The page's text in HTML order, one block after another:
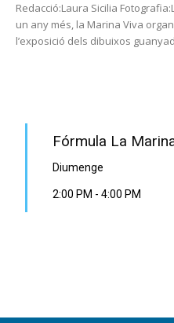
Redacció:Laura Sicilia
un any més, la Marina Viva
l’exposició dels dibuixos
Fórmula La
Diumenge
2:00 PM - 4:00 PM